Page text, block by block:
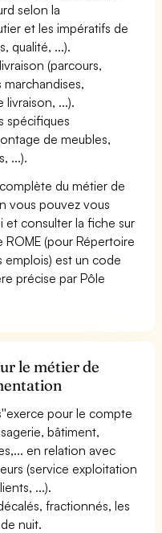
selon la
et les impératifs de
qualité, ...).
(parcours,
...).
spécifiques
de meubles,
...).
du métier de
vous pouvez vous
et consulter la fiche sur
ROME (pour Répertoire
est un code
précise par Pôle
le métier de
pour le compte
bâtiment,
en relation avec
(service exploitation
...).
fractionnés, les
nuit.